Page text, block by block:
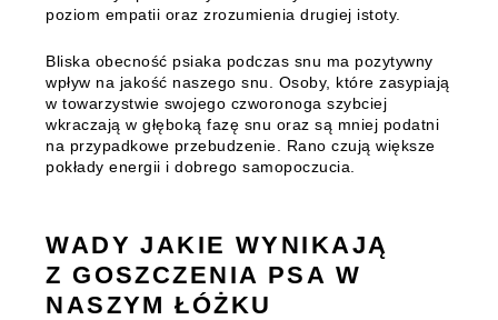
poziom empatii oraz zrozumienia drugiej istoty.
Bliska obecność psiaka podczas snu ma pozytywny
wpływ na jakość naszego snu. Osoby, które zasypiają
w towarzystwie swojego czworonoga szybciej
wkraczają w głęboką fazę snu oraz są mniej podatni
na przypadkowe przebudzenie. Rano czują większe
pokłady energii i dobrego samopoczucia.
WADY JAKIE WYNIKAJĄ
Z GOSZCZENIA PSA W
NASZYM ŁÓŻKU